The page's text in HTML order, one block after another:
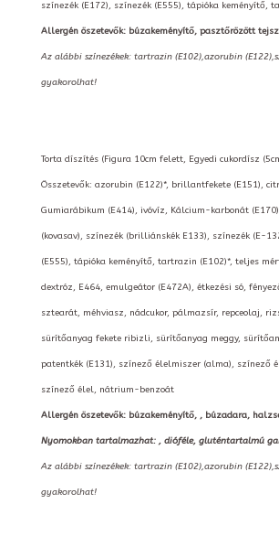
színezék (E172), színezék (E555), tápióka
Allergén öszetevők: búzakeményítő, pasztőrözött
Az alábbi színezékek: tartrazin (E102),azorubin
gyakorolhat!
Torta díszítés (Figura 10cm felett, Egyedi cukordísz
Összetevők: azorubin (E122)*, brillantfekete (E151),
Gumiarábikum (E414), ivóvíz, Kálcium-karbonát
(kovasav), színezék (brilliánskék E133), színezék (E-
(E555), tápióka keményítő, tartrazin (E102)*, teljes
dextróz, E464, emulgeátor (E472A), étkezési só,
sztearát, méhviasz, nádcukor, pálmazsír, repceolaj,
sürítőanyag fekete ribizli, sürítőanyag meggy,
patentkék (E131), színező élelmiszer (alma), színező
színező élel, nátrium-benzoát
Allergén öszetevők: búzakeményítő, , búzadara,
Nyomokban tartalmazhat: , dióféle, gluténtartalmú
Az alábbi színezékek: tartrazin (E102),azorubin
gyakorolhat!